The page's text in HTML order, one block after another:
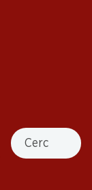
Cercare